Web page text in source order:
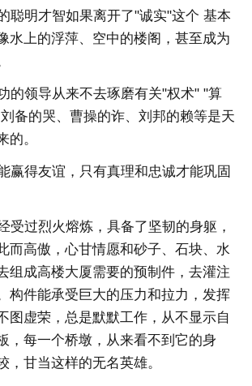
聪明才智如果离开了"诚实"这个 基本
水上的浮萍、空中的楼阁，甚至成为
的领导从来不去琢磨有关"权术" "算
备的哭、曹操的诈、刘邦的赖等是天
的。
赢得友谊，只有真理和忠诚才能巩固
受过烈火熔炼，具备了坚韧的身躯，
而高傲，心甘情愿和砂子、石块、水
组成高楼大厦需要的预制件，去灌注
构件能承受巨大的压力和拉力，发挥
图虚荣，总是默默工作，从不显示自
，每一个桥墩，从来看不到它的身
，甘当这样的无名英雄。